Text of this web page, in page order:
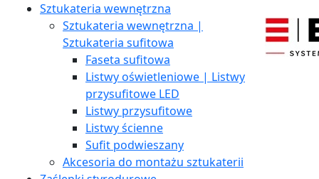
Sztukateria wewnętrzna
Sztukateria wewnętrzna |
Sztukateria sufitowa
Faseta sufitowa
Listwy oświetleniowe | Listwy
przysufitowe LED
Listwy przysufitowe
Listwy ścienne
Sufit podwieszany
Akcesoria do montażu sztukaterii